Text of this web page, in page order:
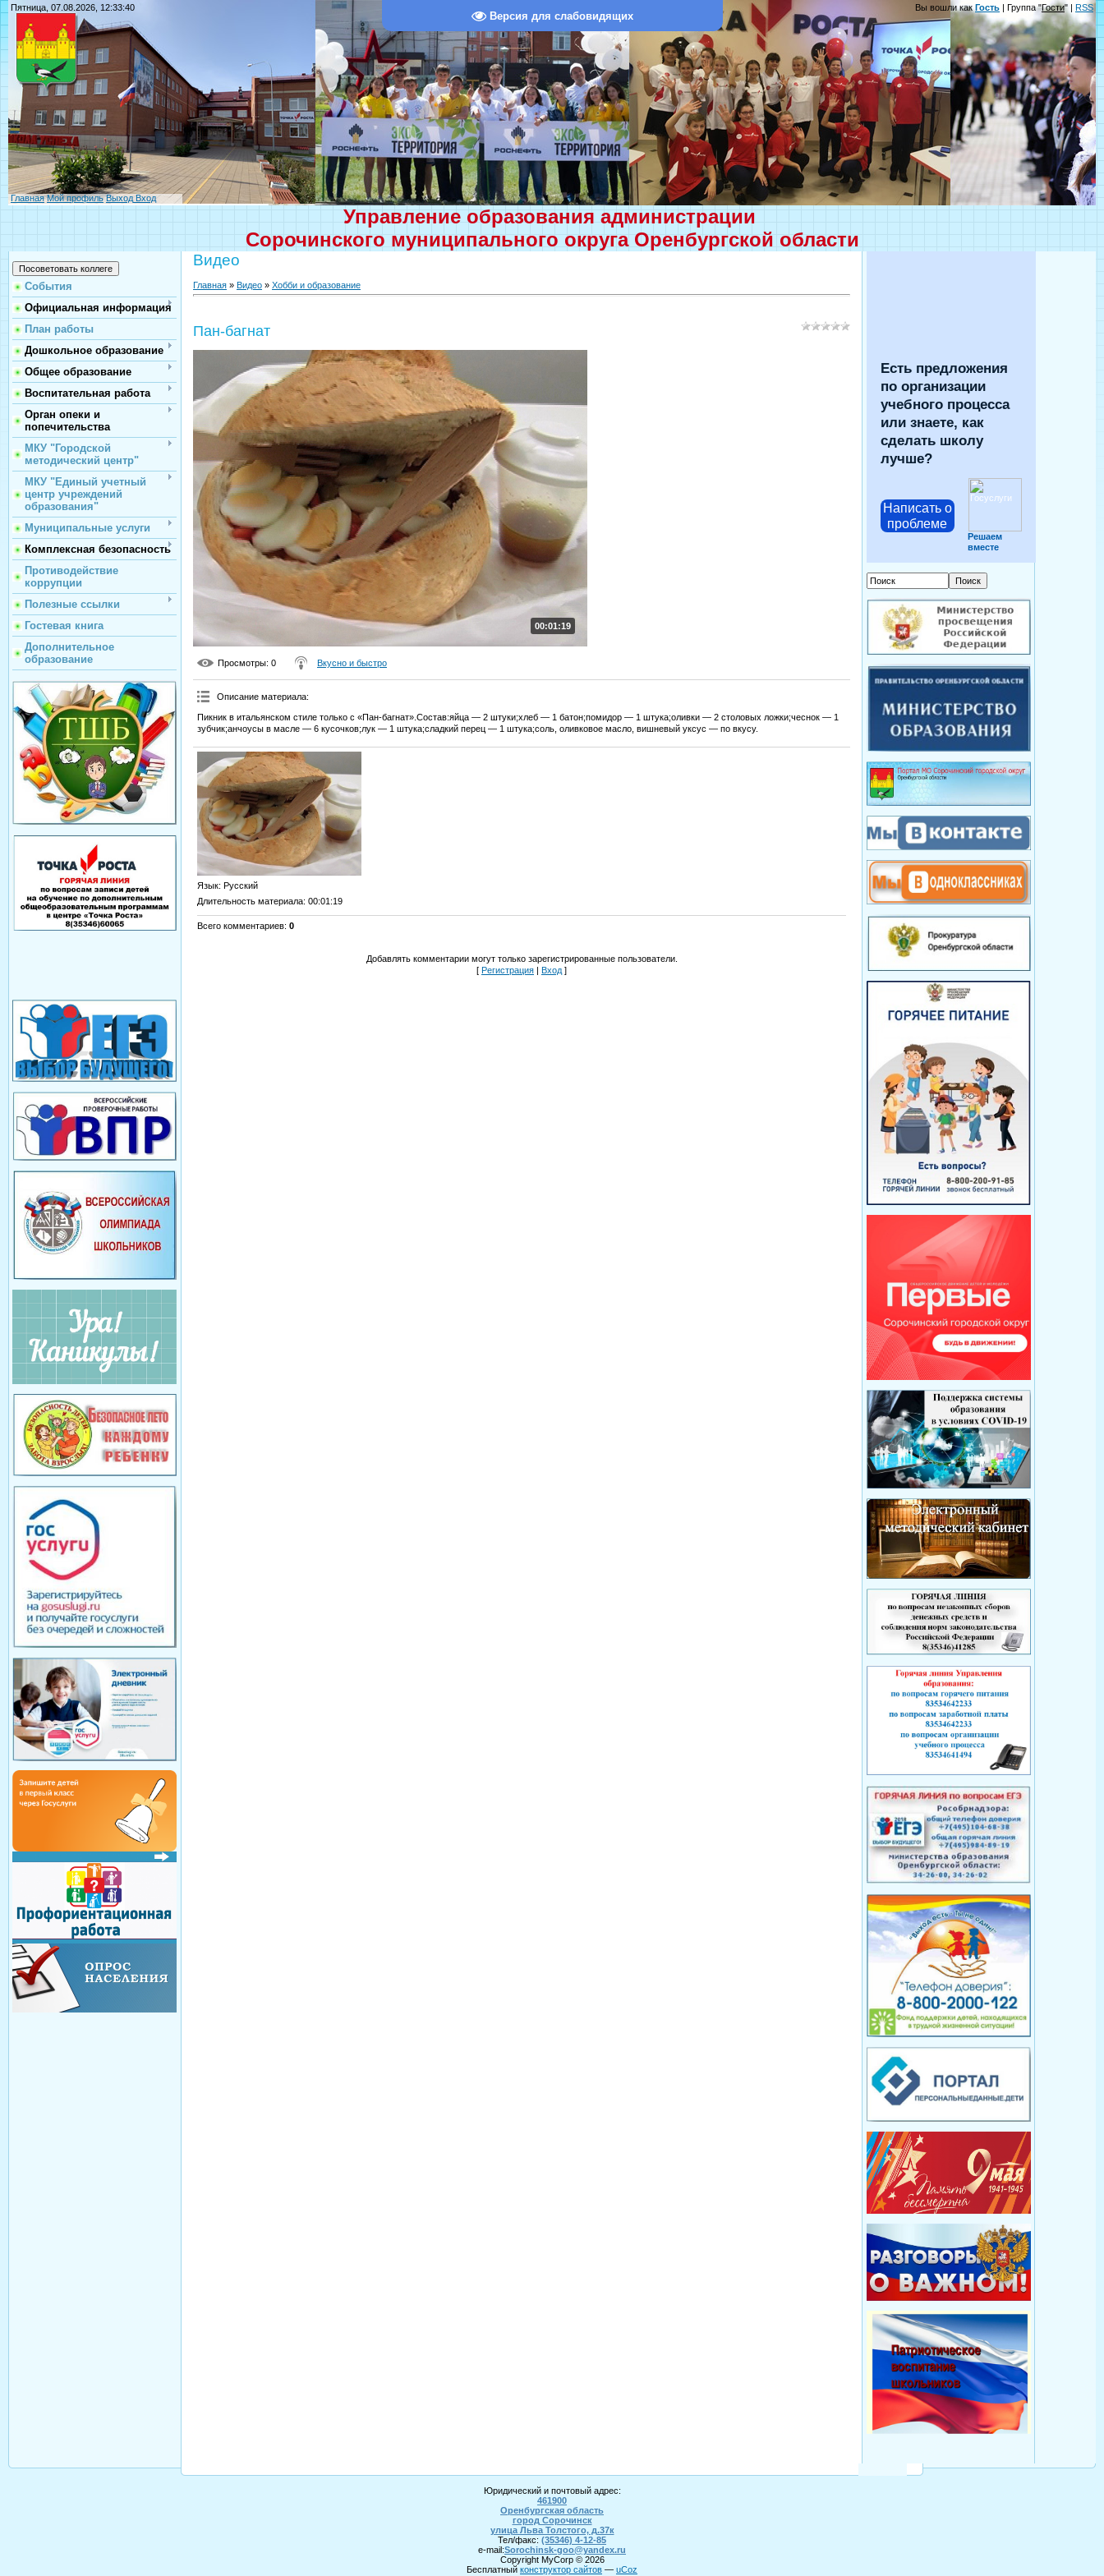
Версия для слабовидящих
Пятница, 07.08.2026, 12:33:40 Вы вошли какГость | Группа "Гости" | RSS
Главная Мой профиль Выход Вход
Управление образования администрации
Сорочинского муниципального округа Оренбургской области
События
Официальная информация
План работы
Дошкольное образование
Общее образование
Воспитательная работа
Орган опеки и
попечительства
МКУ "Городской
методический центр"
МКУ "Единый учетный
центр учреждений
образования"
Муниципальные услуги
Комплексная безопасность
Противодействие
коррупции
Полезные ссылки
Гостевая книга
Дополнительное
образование
Видео
Главная » Видео » Хобби и образование
Пан-багнат
00:01:19
Просмотры: 0 Вкусно и быстро
Описание материала:
Пикник в итальянском стиле только с «Пан-багнат».Состав:яйца — 2 штуки;хлеб — 1 батон;помидор — 1 штука;оливки — 2 столовых ложки;чеснок — 1
зубчик;анчоусы в масле — 6 кусочков;лук — 1 штука;сладкий перец — 1 штука;соль, оливковое масло, вишневый уксус — по вкусу.
Язык: Русский
Длительность материала: 00:01:19
Всего комментариев: 0
Добавлять комментарии могут только зарегистрированные пользователи.
[ Регистрация | Вход ]
Есть предложения
по организации
учебного процесса
или знаете, как
сделать школу
лучше?
Написать о
проблеме
Решаем
вместе
Юридический и почтовый адрес:
461900
Оренбургская область
город Сорочинск
улица Льва Толстого, д.37к
Тел/факс: (35346) 4-12-85
e-mail:Sorochinsk-goo@yandex.ru
Copyright MyCorp © 2026
Бесплатный конструктор сайтов — uCoz